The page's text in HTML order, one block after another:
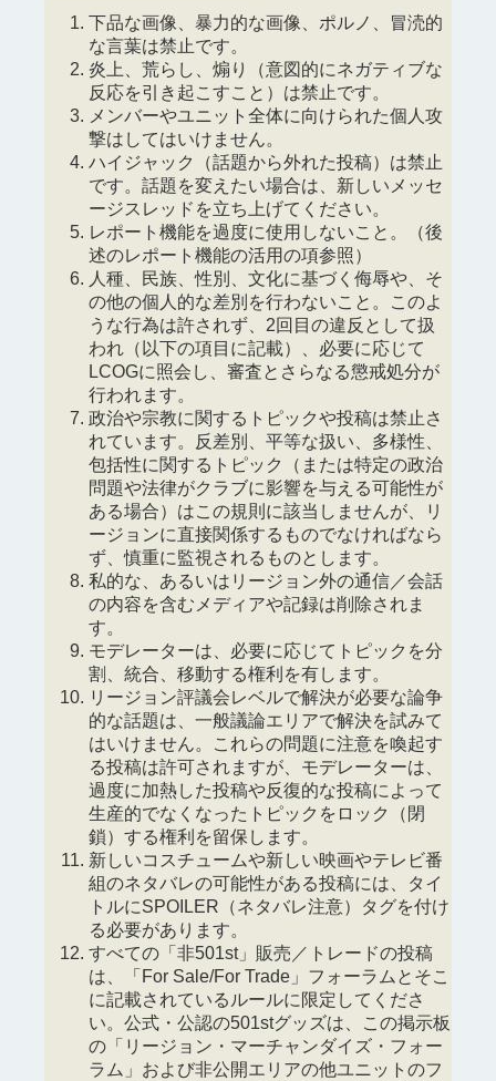
下品な画像、暴力的な画像、ポルノ、冒涜的
な言葉は禁止です。
炎上、荒らし、煽り（意図的にネガティブな
反応を引き起こすこと）は禁止です。
メンバーやユニット全体に向けられた個人攻
撃はしてはいけません。
ハイジャック（話題から外れた投稿）は禁止
です。話題を変えたい場合は、新しいメッセ
ージスレッドを立ち上げてください。
レポート機能を過度に使用しないこと。（後
述のレポート機能の活用の項参照）
人種、民族、性別、文化に基づく侮辱や、そ
の他の個人的な差別を行わないこと。このよ
うな行為は許されず、2回目の違反として扱
われ（以下の項目に記載）、必要に応じて
LCOGに照会し、審査とさらなる懲戒処分が
行われます。
政治や宗教に関するトピックや投稿は禁止さ
れています。反差別、平等な扱い、多様性、
包括性に関するトピック（または特定の政治
問題や法律がクラブに影響を与える可能性が
ある場合）はこの規則に該当しませんが、リ
ージョンに直接関係するものでなければなら
ず、慎重に監視されるものとします。
私的な、あるいはリージョン外の通信／会話
の内容を含むメディアや記録は削除されま
す。
モデレーターは、必要に応じてトピックを分
割、統合、移動する権利を有します。
リージョン評議会レベルで解決が必要な論争
的な話題は、一般議論エリアで解決を試みて
はいけません。これらの問題に注意を喚起す
る投稿は許可されますが、モデレーターは、
過度に加熱した投稿や反復的な投稿によって
生産的でなくなったトピックをロック（閉
鎖）する権利を留保します。
新しいコスチュームや新しい映画やテレビ番
組のネタバレの可能性がある投稿には、タイ
トルにSPOILER（ネタバレ注意）タグを付け
る必要があります。
すべての「非501st」販売／トレードの投稿
は、「For Sale/For Trade」フォーラムとそこ
に記載されているルールに限定してくださ
い。公式・公認の501stグッズは、この掲示板
の「リージョン・マーチャンダイズ・フォー
ラム」および非公開エリアの他ユニットのフ